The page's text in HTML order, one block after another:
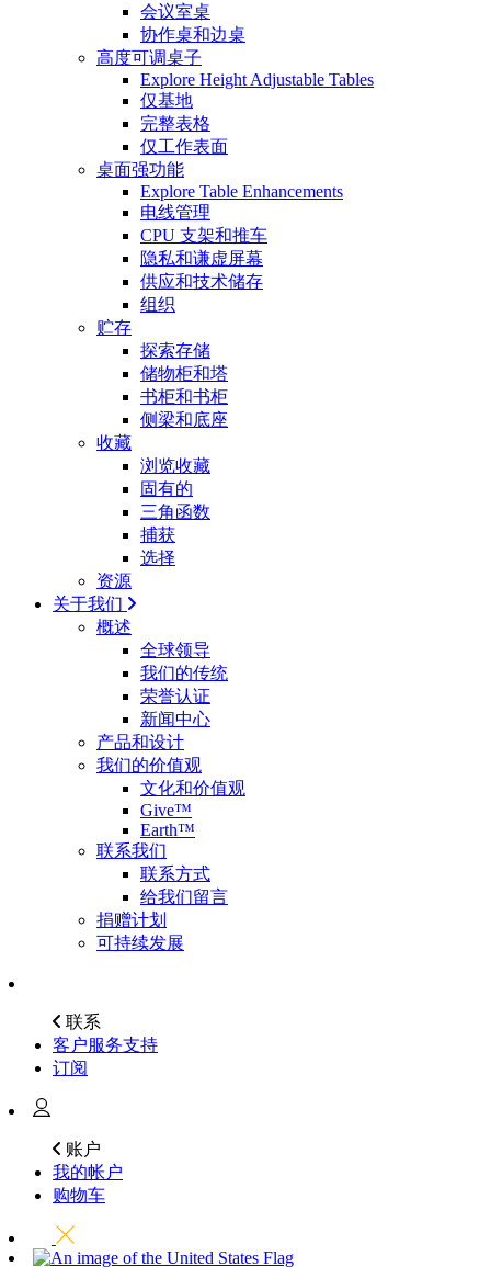
会议室桌
协作桌和边桌
高度可调桌子
Explore Height Adjustable Tables
仅基地
完整表格
仅工作表面
桌面强功能
Explore Table Enhancements
电线管理
CPU 支架和推车
隐私和谦虚屏幕
供应和技术储存
组织
贮存
探索存储
储物柜和塔
书柜和书柜
侧梁和底座
收藏
浏览收藏
固有的
三角函数
捕获
选择
资源
关于我们
概述
全球领导
我们的传统
荣誉认证
新闻中心
产品和设计
我们的价值观
文化和价值观
Give™
Earth™
联系我们
联系方式
给我们留言
捐赠计划
可持续发展
联系
客户服务支持
订阅
账户
我的帐户
购物车